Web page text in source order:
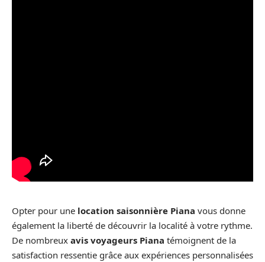
Opter pour une location saisonnière Piana vous donne
également la liberté de découvrir la localité à votre rythme.
De nombreux avis voyageurs Piana témoignent de la
satisfaction ressentie grâce aux expériences personnalisées